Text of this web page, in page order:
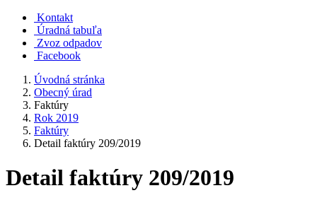
Kontakt
Úradná tabuľa
Zvoz odpadov
Facebook
Úvodná stránka
Obecný úrad
Faktúry
Rok 2019
Faktúry
Detail faktúry 209/2019
Detail faktúry 209/2019